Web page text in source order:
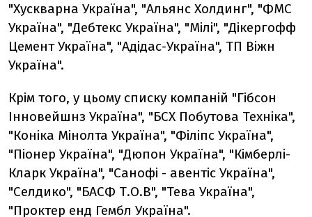
"Хускварна Україна", "Альянс Холдинг", "ФМС
Україна", "Дебтекс Україна", "Мілі", "Дікергофф
Цемент Україна", "Адідас-Україна", ТП Віжн
Україна".
Крім того, у цьому списку компаній "Гібсон
Інновейшнз Україна", "БСХ Побутова Техніка",
"Коніка Мінолта Україна", "Філіпс Україна",
"Піонер Україна", "Дюпон Україна", "Кімберлі-
Кларк Україна", "Санофі - авентіс Україна",
"Селдико", "БАСФ Т.О.В", "Тева Україна",
"Проктер енд Гембл Україна".